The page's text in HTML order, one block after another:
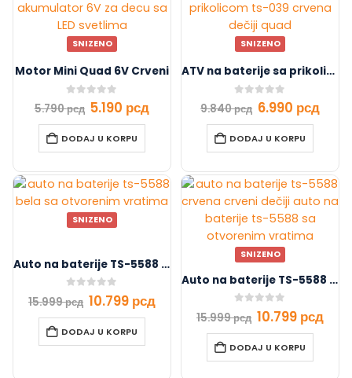
SNIZENO
Motor Mini Quad 6V Crveni
out of 5
5.790рсд 5.190 рсд
DODAJ U KORPU
SNIZENO
ATV na baterije sa prikolicom TS-039 Crvena
out of 5
9.840рсд 6.990 рсд
DODAJ U KORPU
SNIZENO
Auto na baterije TS-5588 Bela
out of 5
15.999рсд 10.799 рсд
DODAJ U KORPU
SNIZENO
Auto na baterije TS-5588 Crvena
out of 5
15.999рсд 10.799 рсд
DODAJ U KORPU